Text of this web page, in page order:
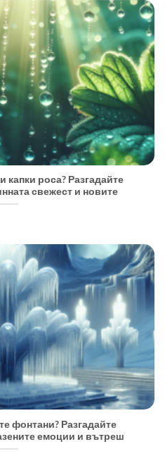
роса? Разгадайте
свежест и новите
фонтани? Разгадайте
емоции и вътреш